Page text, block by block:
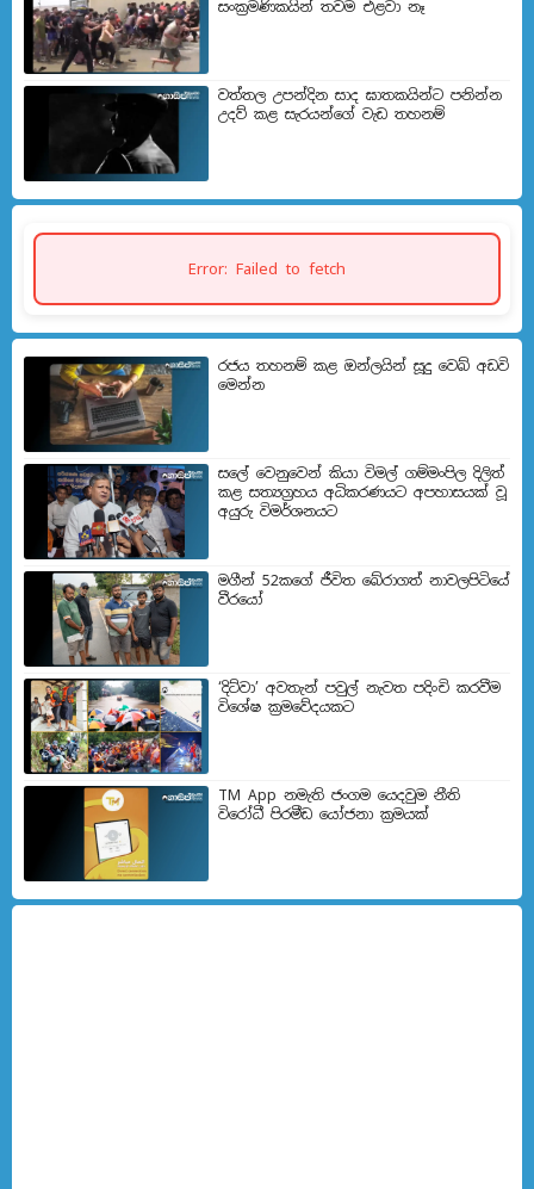
සංක්‍රමණිකයින් තවම එළවා නෑ
වත්තල උපන්දින සාද ඝාතකයින්ට පනින්න
උදව් කළ සැරයන්ගේ වැඩ තහනම්
Error: Failed to fetch
රජය තහනම් කළ ඔන්ලයින් සූදු වෙබ් අඩවි
මෙන්න
සලේ වෙනුවෙන් කියා විමල් ගම්මංපිල දිලිත්
කළ සත්‍යග්‍රහය අධිකරණයට අපහාසයක් වූ
අයුරු විමර්ශනයට
මගීන් 52කගේ ජීවිත බේරා­ගත් නාව­ල­පි­ටියේ
වීරයෝ
‘දිට්වා’ අවතැන් පවුල් නැවත පදිංචි කරවීම
විශේෂ ක්‍රමවේදයකට
TM App නමැති ජංගම යෙදවුම නීති
විරෝධී පිරමීඩ යෝජනා ක්‍රමයක්